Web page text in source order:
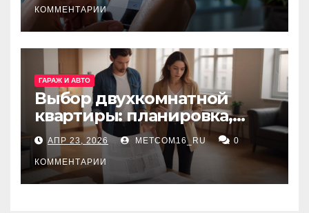
КОММЕНТАРИИ
ГАРАЖ И АВТО
Выбор двухкомнатной
квартиры: планировка,
состояние жилья и
проверка документов
АПР 23, 2026 METCOM16_RU 0
КОММЕНТАРИИ